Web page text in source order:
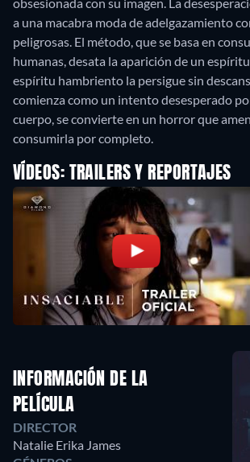
a una macabra moda de adelgazamiento
peligrosas. El método, que se basa en
humanas, desata la aparición de un
espíritu hambriento la persigue sin
comienza como un intento desesperado
cuerpo, se convierte en un horror que
consumirla por completo.
VÍDEOS: TRAILERS Y REPORTAJES
INFORMACIÓN DE LA
PELÍCULA
DIRECTOR
Natalie Erika James